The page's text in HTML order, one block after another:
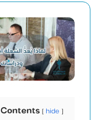
Contents hide